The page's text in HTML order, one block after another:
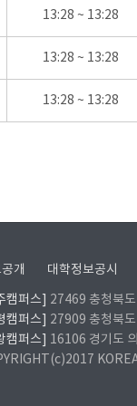
13:28 ~ 13:28
13:28 ~ 13:28
13:28 ~ 13:28
개 대학정보공시
캠퍼스]
27469 충청북
캠퍼스]
27909 충청북
캠퍼스]
16106 경기도